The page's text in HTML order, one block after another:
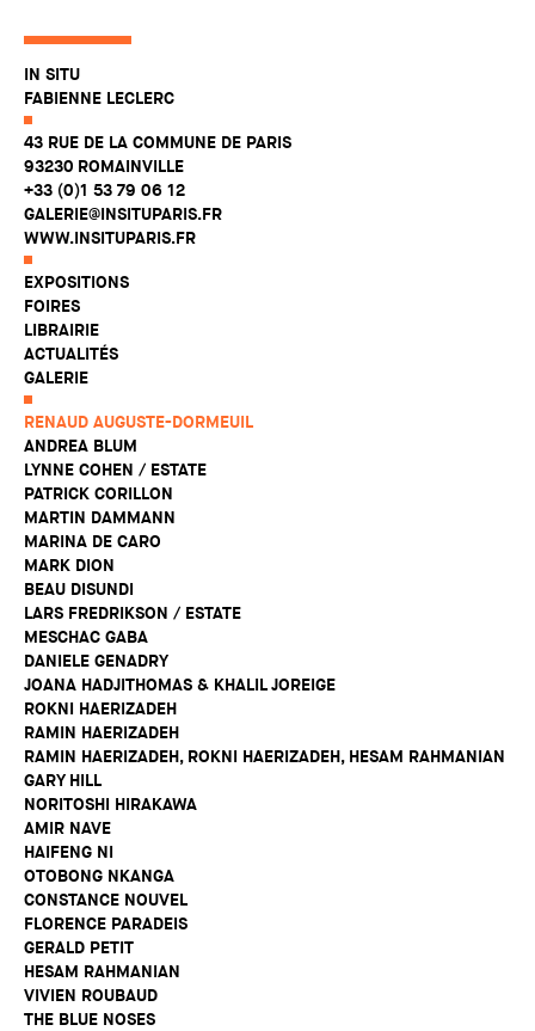
IN SITU
FABIENNE LECLERC
43 RUE DE LA COMMUNE DE PARIS
93230 ROMAINVILLE
+33 (0)1 53 79 06 12
GALERIE@INSITUPARIS.FR
WWW.INSITUPARIS.FR
EXPOSITIONS
FOIRES
LIBRAIRIE
ACTUALITÉS
GALERIE
RENAUD AUGUSTE-DORMEUIL
ANDREA BLUM
LYNNE COHEN / ESTATE
PATRICK CORILLON
MARTIN DAMMANN
MARINA DE CARO
MARK DION
BEAU DISUNDI
LARS FREDRIKSON / ESTATE
MESCHAC GABA
DANIELE GENADRY
JOANA HADJITHOMAS & KHALIL JOREIGE
ROKNI HAERIZADEH
RAMIN HAERIZADEH
RAMIN HAERIZADEH, ROKNI HAERIZADEH, HESAM RAHMANIAN
GARY HILL
NORITOSHI HIRAKAWA
AMIR NAVE
HAIFENG NI
OTOBONG NKANGA
CONSTANCE NOUVEL
FLORENCE PARADEIS
GERALD PETIT
HESAM RAHMANIAN
VIVIEN ROUBAUD
THE BLUE NOSES